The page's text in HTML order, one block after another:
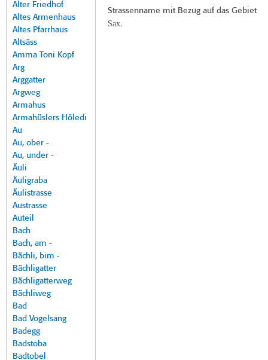
Alter Friedhof
Altes Armenhaus
Altes Pfarrhaus
Altsäss
Amma Toni Kopf
Arg
Arggatter
Argweg
Armahus
Armahüslers Höledi
Au
Au, ober -
Au, under -
Äuli
Äuligraba
Äulistrasse
Austrasse
Auteil
Bach
Bach, am -
Bächli, bim -
Bächligatter
Bächligatterweg
Bächliweg
Bad
Bad Vogelsang
Badegg
Badstoba
Badtobel
Strassenname mit Bezug auf das Gebiet
Sax.